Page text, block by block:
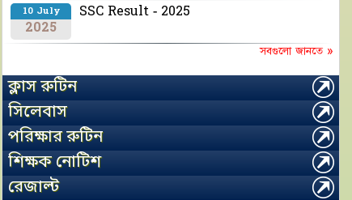
10 July
2025
SSC Result - 2025
সবগুলো জানতে »
ক্লাস রুটিন
সিলেবাস
পরিক্ষার রুটিন
শিক্ষক নোটিশ
রেজাল্ট